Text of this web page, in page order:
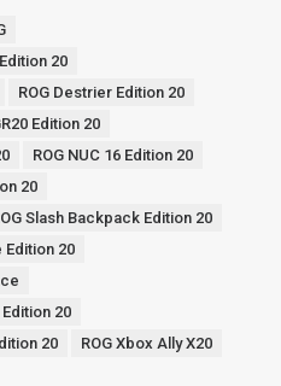
20
ROG Destrier Edition 20
Edition 20
ROG NUC 16 Edition 20
20
Slash Backpack Edition 20
Edition 20
Edition 20
20
ROG Xbox Ally X20